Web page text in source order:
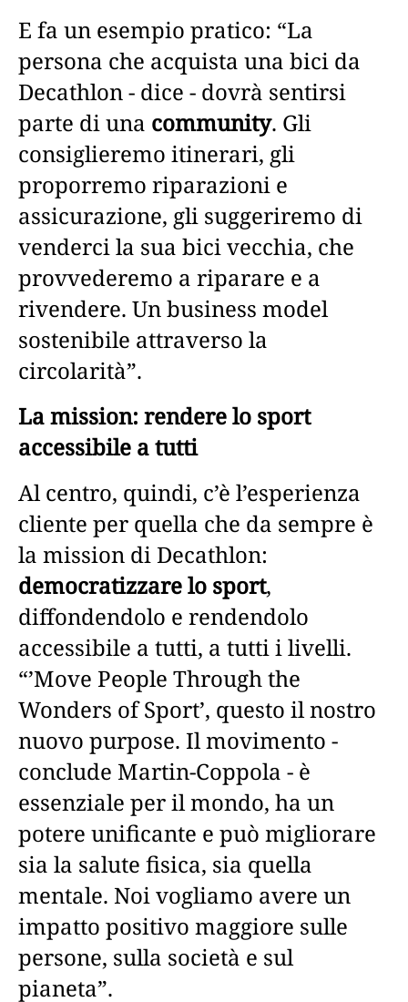
E fa un esempio pratico: “La
persona che acquista una bici da
Decathlon - dice - dovrà sentirsi
parte di una community. Gli
consiglieremo itinerari, gli
proporremo riparazioni e
assicurazione, gli suggeriremo di
venderci la sua bici vecchia, che
provvederemo a riparare e a
rivendere. Un business model
sostenibile attraverso la
circolarità”.
La mission: rendere lo sport
accessibile a tutti
Al centro, quindi, c’è l’esperienza
cliente per quella che da sempre è
la mission di Decathlon:
democratizzare lo sport,
diffondendolo e rendendolo
accessibile a tutti, a tutti i livelli.
“’Move People Through the
Wonders of Sport’, questo il nostro
nuovo purpose. Il movimento -
conclude Martin-Coppola - è
essenziale per il mondo, ha un
potere unificante e può migliorare
sia la salute fisica, sia quella
mentale. Noi vogliamo avere un
impatto positivo maggiore sulle
persone, sulla società e sul
pianeta”.